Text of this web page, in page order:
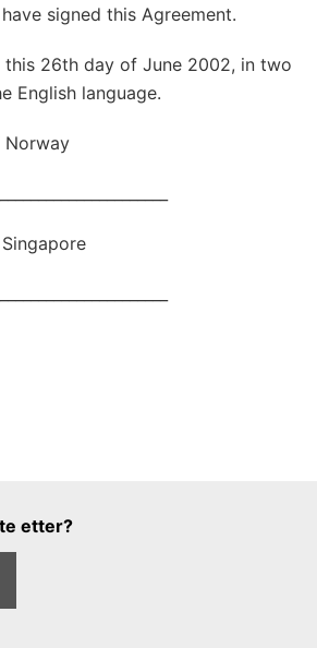
signed this Agreement.
this 26th day of June 2002, in two
English language.
Norway
etter?